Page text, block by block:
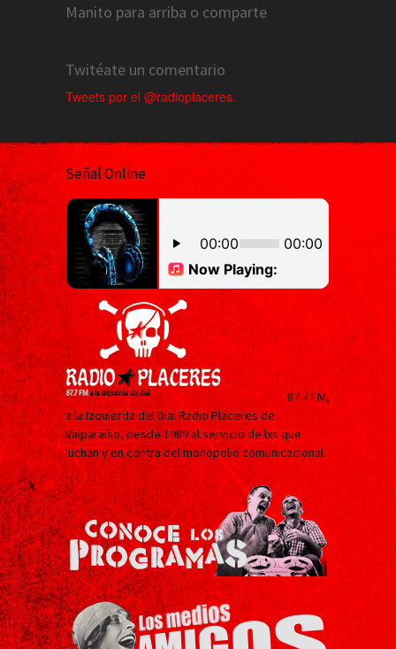
Manito para arriba o comparte
Twitéate un comentario
Tweets por el @radioplaceres.
Señal Online
87.7 FM,
a la Izquierda del Dial Radio Placeres de
Valparaíso, desde 1989 al servicio de lxs que
luchan y en contra del monopolio comunicacional.